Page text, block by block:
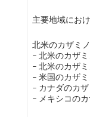
主要地域にお
北米のカザミ
– 北米のカザ
– 北米のカザ
– 米国のカザ
– カナダのカ
– メキシコの